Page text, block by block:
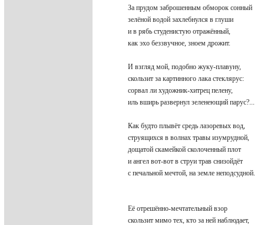
За прудом заброшенным обморок сонный
зелёной водой захлебнулся в глуши
и в рябь студенистую отражённый,
как эхо беззвучное, зноем дрожит.
И взгляд мой, подобно жуку-плавуну,
скользит за картинного лака стеклярус:
сорвал ли художник-хитрец пелену,
иль вширь развернул зеленеющий парус?...
Как будто плывёт средь лазоревых вод,
струящихся в волнах травы изумрудной,
дощатой скамейкой сколоченный плот
и ангел вот-вот в струи трав снизойдёт
с печальной мечтой, на земле неподсудной.
Её отрешённо-мечтательный взор
скользит мимо тех, кто за ней наблюдает,